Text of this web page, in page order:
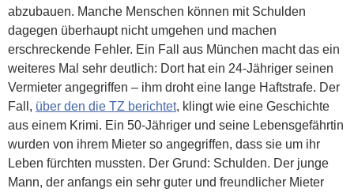
abzubauen. Manche Menschen können mit Schulden
dagegen überhaupt nicht umgehen und machen
erschreckende Fehler. Ein Fall aus München macht das ein
weiteres Mal sehr deutlich: Dort hat ein 24-Jähriger seinen
Vermieter angegriffen – ihm droht eine lange Haftstrafe. Der
Fall, über den die TZ berichtet, klingt wie eine Geschichte
aus einem Krimi. Ein 50-Jähriger und seine Lebensgefährtin
wurden von ihrem Mieter so angegriffen, dass sie um ihr
Leben fürchten mussten. Der Grund: Schulden. Der junge
Mann, der anfangs ein sehr guter und freundlicher Mieter